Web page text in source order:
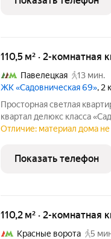
110,5 м² · 2-комнатная
Павелецкая
13 мин.
ЖК «Садовническая 69», 2
Просторная светлая
квартал делюкс класса
Уникальный адрес в сердце Москвы первая линия
сочетаются с
Отличие: материал дома не
Показать телефон
110,2 м² · 2-комнатная
Красные ворота
5